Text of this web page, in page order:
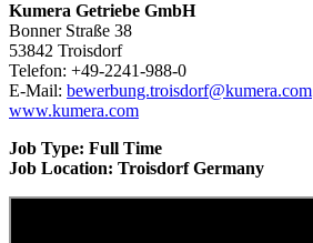
Kumera Getriebe GmbH
Bonner Straße 38
53842 Troisdorf
Telefon: +49-2241-988-0
E-Mail: bewerbung.troisdorf@kumera.com
www.kumera.com
Job Type: Full Time
Job Location: Troisdorf Germany